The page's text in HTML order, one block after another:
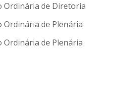
Ordinária de Diretoria
Ordinária de Plenária
Ordinária de Plenária